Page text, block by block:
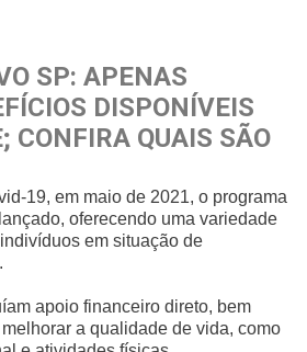
SP: APENAS
DISPONÍVEIS
CONFIRA QUAIS SÃO
19, em maio de 2021, o programa
oferecendo uma variedade
em situação de
apoio financeiro direto, bem
a qualidade de vida, como